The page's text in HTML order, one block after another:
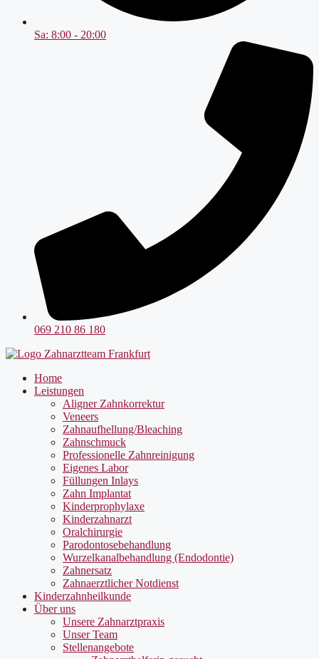
Sa: 8:00 - 20:00
069 210 86 180
Home
Leistungen
Aligner Zahnkorrektur
Veneers
Zahnaufhellung/Bleaching
Zahnschmuck
Professionelle Zahnreinigung
Eigenes Labor
Füllungen Inlays
Zahn Implantat
Kinderprophylaxe
Kinderzahnarzt
Oralchirurgie
Parodontosebehandlung
Wurzelkanalbehandlung (Endodontie)
Zahnersatz
Zahnaerztlicher Notdienst
Kinderzahnheilkunde
Über uns
Unsere Zahnarztpraxis
Unser Team
Stellenangebote